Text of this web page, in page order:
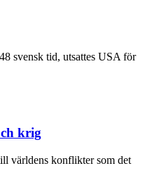
svensk tid, utsattes USA för
krig
världens konflikter som det